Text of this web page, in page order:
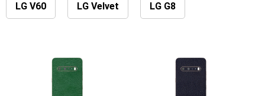
LG V60 LG Velvet LG G8